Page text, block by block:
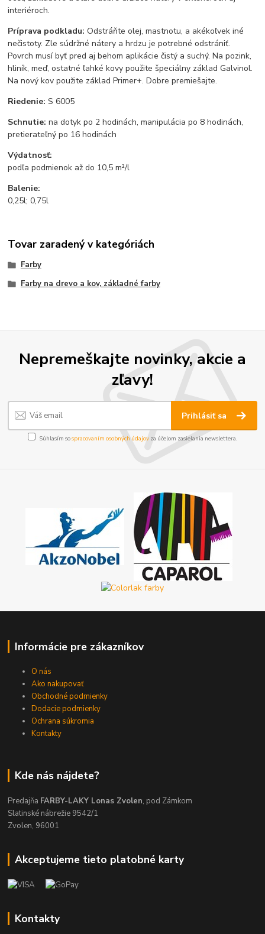
interiéroch.
Príprava podkladu:Odstráňte olej, mastnotu, a akékoľvek iné
nečistoty. Zle súdržné nátery a hrdzu je potrebné odstrániť.
Povrch musí byť pred aj behom aplikácie čistý a suchý. Na pozink,
hliník, meď, ostatné ľahké kovy použite špeciálny základ Galvinol.
Na nový kov použite základ Primer+. Dobre premiešajte.
Riedenie: S 6005
Schnutie: na dotyk po 2 hodinách, manipulácia po 8 hodinách,
pretierateľný po 16 hodinách
Výdatnosť:
podľa podmienok až do 10,5 m²/l
Balenie:
0,25l; 0,75l
Tovar zaradený v kategóriách
Farby
Farby na drevo a kov, základné farby
Nepremeškajte novinky, akcie a
zľavy!
Prihlásiť sa
Súhlasím sospracovaním osobných údajov za účelom zasielania newslettera.
Informácie pre zákazníkov
O nás
Ako nakupovať
Obchodné podmienky
Dodacie podmienky
Ochrana súkromia
Kontakty
Kde nás nájdete?
Predajňa FARBY-LAKY Lonas Zvolen, pod Zámkom
Slatinské nábrežie 9542/1
Zvolen, 96001
Akceptujeme tieto platobné karty
Kontakty